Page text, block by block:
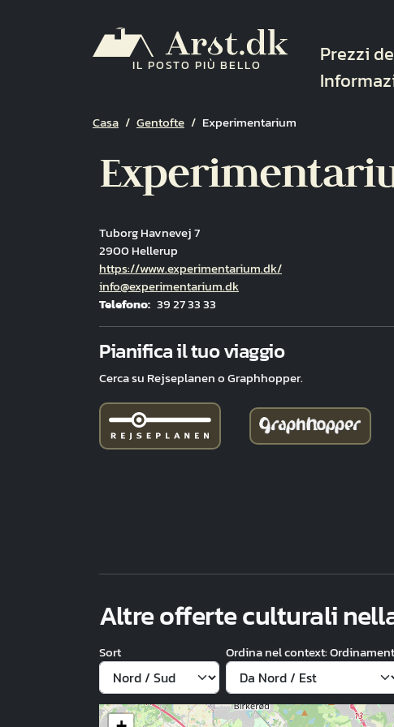
IL POSTO PIÙ BELLO Prezzi
Briciole di pane
Casa Gentofte Experimentarium
Tuborg Havnevej 7
2900 Hellerup
Hjemmeside
https://www.experimentarium.dk/
E-mail
info@experimentarium.dk
Telefono 39 27 33 33
Pianifica il tuo viaggio
Cerca su Rejseplanen o Graphhopper.
Altre offerte culturali
Sort Ordina nel context: